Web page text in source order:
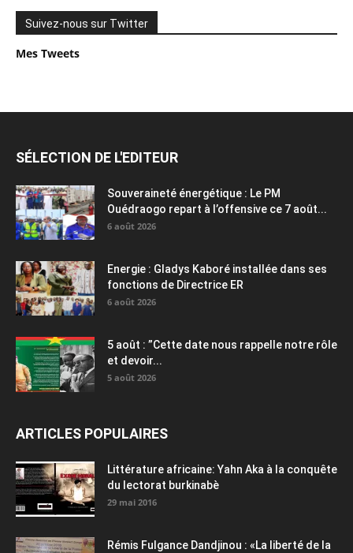
Suivez-nous sur Twitter
Mes Tweets
SÉLECTION DE L'EDITEUR
Souveraineté énergétique : Le PM
Ouédraogo repart à l’offensive ce 7 août...
6 août 2026
Energie : Gladys Kaboré installée dans ses
fonctions de Directrice ER
6 août 2026
5 août : ”Cette date nous rappelle notre rôle
et devoir...
5 août 2026
ARTICLES POPULAIRES
Littérature africaine: Yahn Aka à la conquête
du lectorat burkinabè
29 mai 2016
Rémis Fulgance Dandjinou : «La liberté de la